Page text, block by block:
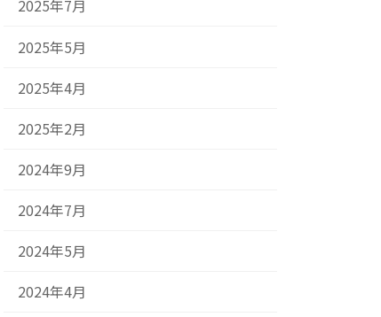
2025年7月
2025年5月
2025年4月
2025年2月
2024年9月
2024年7月
2024年5月
2024年4月